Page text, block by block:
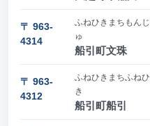
〒 963-
4314
ふねひきまちもんじ
ゅ
船引町文珠
〒 963-
4312
ふねひきまちふねひ
き
船引町船引